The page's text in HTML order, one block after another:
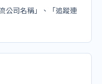
公司名稱」、「追蹤連